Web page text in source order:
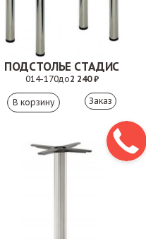
ПОДСТОЛЬЕ СТАДИС
014-170до2 240 ₽
Заказ